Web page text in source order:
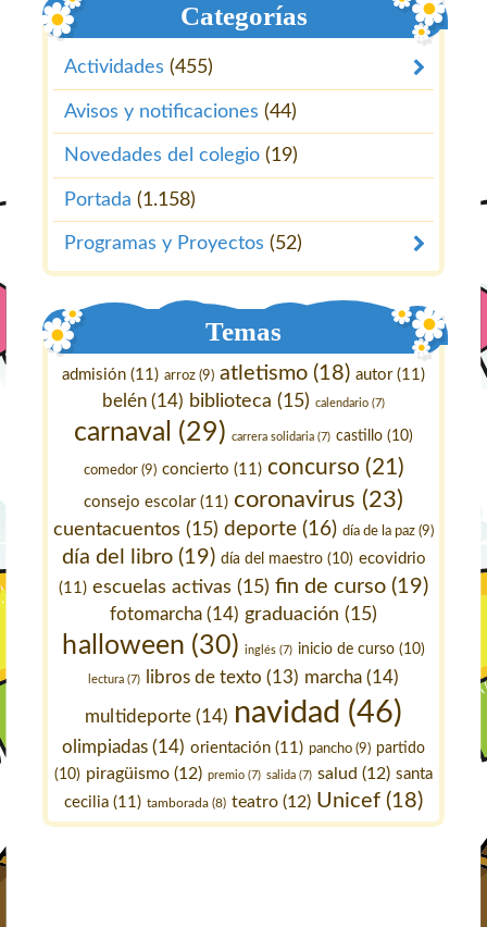
Categorías
Actividades (455)
Avisos y notificaciones (44)
Novedades del colegio (19)
Portada (1.158)
Programas y Proyectos (52)
Temas
admisión (11) arroz (9) atletismo (18) autor(11)
belén (14) biblioteca (15) calendario (7)
carnaval (29) carrera solidaria (7) castillo (10)
comedor(9) concierto (11) concurso (21)
consejo escolar(11) coronavirus (23)
cuentacuentos (15) deporte (16) día de la paz (9)
día del libro(19) día del maestro(10) ecovidrio
(11) escuelas activas (15) fin de curso (19)
fotomarcha (14) graduación (15)
halloween (30) inglés(7) inicio de curso(10)
lectura (7) libros de texto (13) marcha (14)
multideporte(14) navidad (46)
olimpiadas (14) orientación (11) pancho (9) partido
(10) piragüismo (12) premio (7) salida (7) salud (12) santa
cecilia (11) tamborada (8) teatro (12) Unicef (18)